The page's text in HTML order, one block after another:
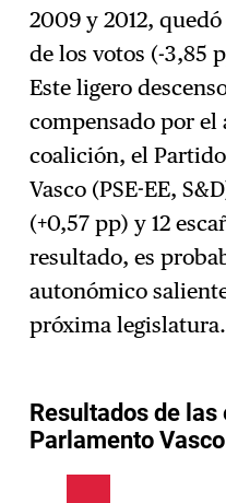
2009 y 2012,
de los votos (-3,85
Este ligero
compensado por el
coalición, el
Vasco (PSE-EE,
(+0,57 pp) y 12
resultado, es
autonómico
próxima legislatura.